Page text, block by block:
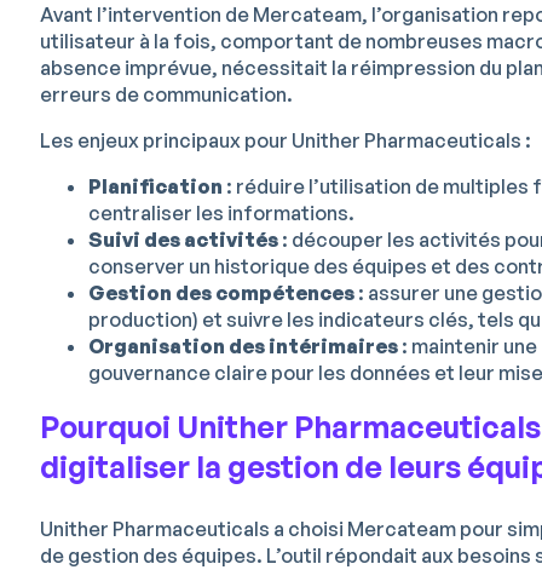
Avant l’intervention de Mercateam, l’organisation
utilisateur à la fois, comportant de nombreuses
absence imprévue, nécessitait la réimpression du
erreurs de communication.
Les enjeux principaux pour Unither Pharmaceuticals :
Planification : réduire l’utilisation de multiples
centraliser les informations.
Suivi des activités: découper les activités
conserver un historique des équipes et des
Gestion des compétences: assurer une
production) et suivre les indicateurs clés, tels
Organisation des intérimaires: maintenir
gouvernance claire pour les données et leur
Pourquoi Unither
digitaliser la gestion de leurs
Unither Pharmaceuticals a choisi Mercateam pour
de gestion des équipes. L’outil répondait aux